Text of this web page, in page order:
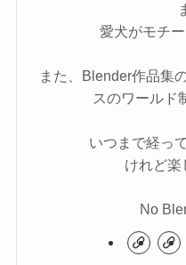
愛犬がモチ
また、Blender作品集
スのワールド
いつまで経っ
けれど楽
No